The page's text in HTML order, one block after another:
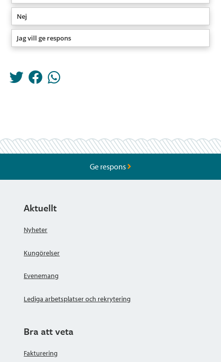
Nej
Jag vill ge respons
Ge respons
Aktuellt
Nyheter
Kungörelser
Evenemang
Lediga arbetsplatser och rekrytering
Bra att veta
Fakturering